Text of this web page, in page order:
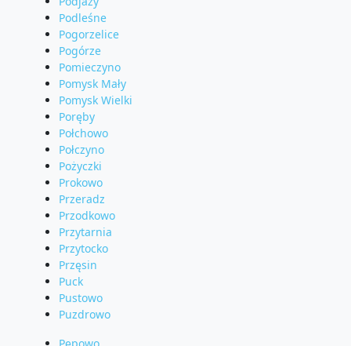
Podleśne
Pogorzelice
Pogórze
Pomieczyno
Pomysk Mały
Pomysk Wielki
Poręby
Połchowo
Połczyno
Pożyczki
Prokowo
Przeradz
Przodkowo
Przytarnia
Przytocko
Przęsin
Puck
Pustowo
Puzdrowo